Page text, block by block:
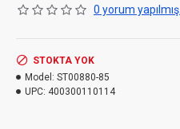
0 yorum yapılmış.
STOKTA YOK
Model: ST00880-85
UPC: 400300110114